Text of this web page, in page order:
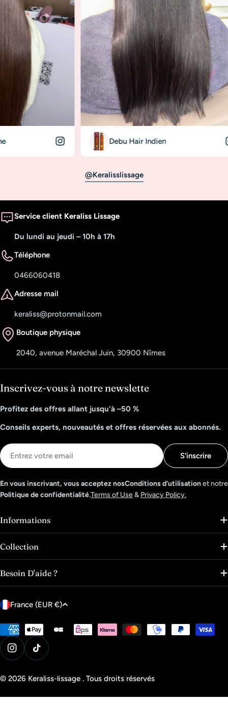
Debu Hair Indien
@keralisslissage
Service client Keraliss Lissage
Du lundi au jeudi – 10h à 17h
Téléphone
0466060418
Adresse mail
keraliss@protonmail.com
Boutique physique
2040, avenue Maréchal Juin, 30900 Nîmes
Inscrivez-vous à notre newslette
Profitez des offres allant jusqu'à –50 %
Conseils experts, nouveautés et offres réservées aux abonnés.
E-
mail
S'inscrire
En vous inscrivant, vous acceptez nosConditions d’utilisationet notre
Politique de confidentialité.Terms of Use& Privacy Policy.
Informations
Collection
Besoin D'aide ?
P
y
s
/
é
g
France (EUR €)
Modes
de
paiement
InstagramTik Tok
© 2026 Keraliss-lissage . Tous droits réservés